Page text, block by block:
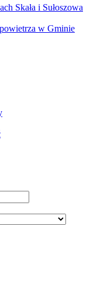
Skała i Sułoszowa
w Gminie